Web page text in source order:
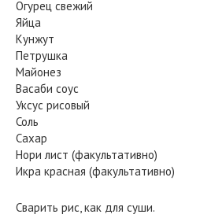
Огурец свежий
Яйца
Кунжут
Петрушка
Майонез
Васаби соус
Уксус рисовый
Соль
Сахар
Нори лист (факультативно)
Икра красная (факультативно)
Сварить рис, как для суши.